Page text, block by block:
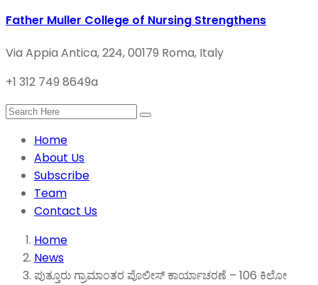
Father Muller College of Nursing Strengthens
Via Appia Antica, 224, 00179 Roma, Italy
+1 312 749 8649a
Home
About Us
Subscribe
Team
Contact Us
Home
News
ಪುತ್ತೂರು ಗ್ರಾಮಾಂತರ ಪೊಲೀಸ್‌ ಕಾರ್ಯಾಚರಣೆ – 106 ಕಿಲೋ